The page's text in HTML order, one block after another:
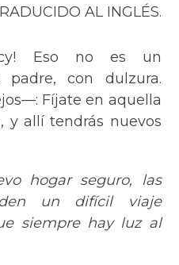
AL INGLÉS.
Eso no es un
con dulzura.
Fíjate en aquella
y allí tendrás nuevos
hogar seguro, las
un difícil viaje
siempre hay luz al